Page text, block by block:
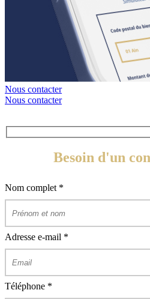
Nous contacter
Nous contacter
Besoin d'un
Nom complet *
Adresse e-mail *
Téléphone *